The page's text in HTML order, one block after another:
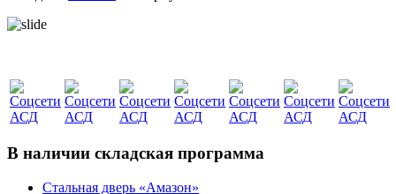
В наличии складская программа
Стальная дверь «Амазон»